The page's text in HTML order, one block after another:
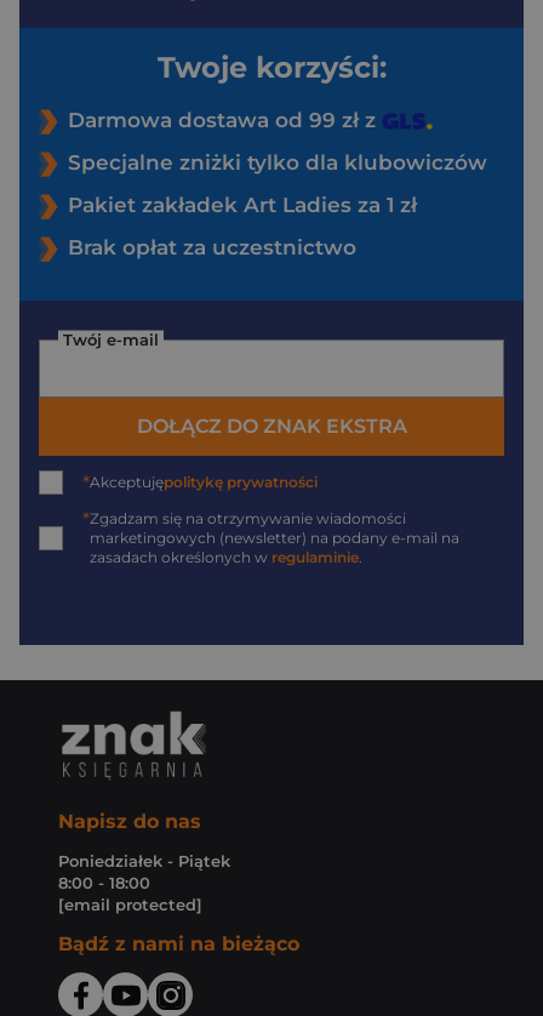
Twoje korzyści:
Darmowa dostawa od 99 zł z
Specjalne zniżki tylko dla klubowiczów
Pakiet zakładek Art Ladies za 1 zł
Brak opłat za uczestnictwo
Twój e-mail
DOŁĄCZ DO ZNAK EKSTRA
*Akceptujępolitykę prywatności
*Zgadzam się na otrzymywanie wiadomości
marketingowych (newsletter) na podany e-mail na
zasadach określonych w regulaminie.
Napisz do nas
Poniedziałek - Piątek
8:00 - 18:00
[email protected]
Bądź z nami na bieżąco